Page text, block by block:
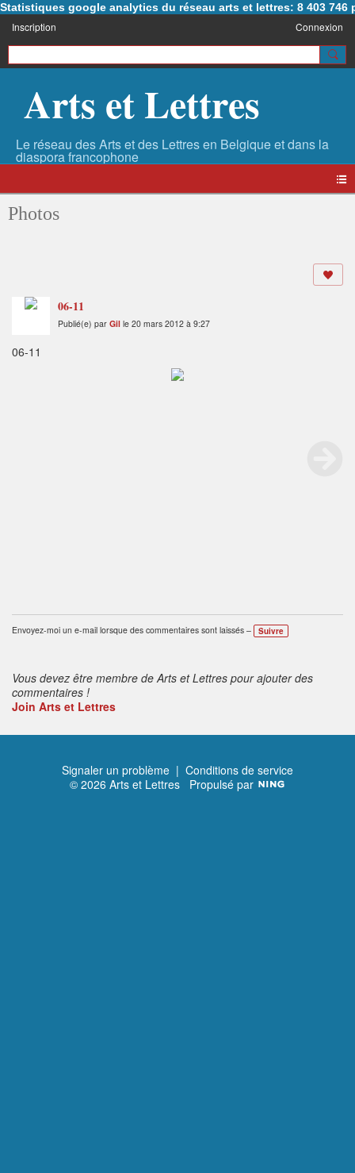
Statistiques google analytics du réseau arts et lettres: 8 403 746
Inscription Connexion
Arts et Lettres
Photos
06-11
Publié(e) par Gil le 20 mars 2012 à 9:27
06-11
Envoyez-moi un e-mail lorsque des commentaires sont laissés – Suivre
Vous devez être membre de Arts et Lettres pour ajouter des
commentaires !
Join Arts et Lettres
Signaler un problème | Conditions de service
© 2026 Arts et Lettres Propulsé par